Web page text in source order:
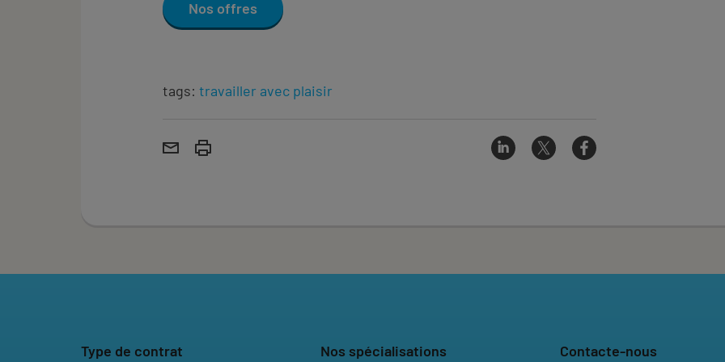
Nos offres
tags: travailler avec plaisir
Type de contrat Nos spécialisations Contacte-nous